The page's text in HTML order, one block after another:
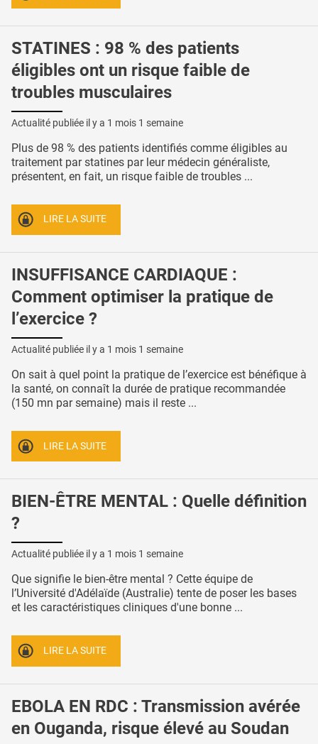
STATINES : 98 % des patients
éligibles ont un risque faible de
troubles musculaires
Actualité publiée il y a 1 mois 1 semaine
Plus de 98 % des patients identifiés comme éligibles au
traitement par statines par leur médecin généraliste,
présentent, en fait, un risque faible de troubles ...
LIRE LA SUITE
INSUFFISANCE CARDIAQUE :
Comment optimiser la pratique de
l’exercice ?
Actualité publiée il y a 1 mois 1 semaine
On sait à quel point la pratique de l’exercice est bénéfique à
la santé, on connaît la durée de pratique recommandée
(150 mn par semaine) mais il reste ...
LIRE LA SUITE
BIEN-ÊTRE MENTAL : Quelle définition
?
Actualité publiée il y a 1 mois 1 semaine
Que signifie le bien-être mental ? Cette équipe de
l’Université d'Adélaïde (Australie) tente de poser les bases
et les caractéristiques cliniques d'une bonne ...
LIRE LA SUITE
EBOLA EN RDC : Transmission avérée
en Ouganda, risque élevé au Soudan